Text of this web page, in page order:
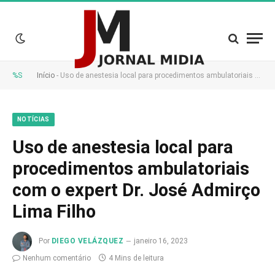
%S Início - Uso de anestesia local para procedimentos ambulatoriais com o expert Dr. José Admirço Lima Filho
NOTÍCIAS
Uso de anestesia local para
procedimentos ambulatoriais
com o expert Dr. José Admirço
Lima Filho
Por DIEGO VELÁZQUEZ
janeiro 16, 2023
Nenhum comentário
4 Mins de leitura